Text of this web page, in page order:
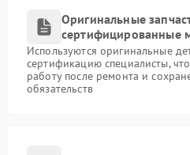
Оригинальные
сертифицированные
Используются оригинальные
сертификацию специалисты,
работу после ремонта и
обязательств